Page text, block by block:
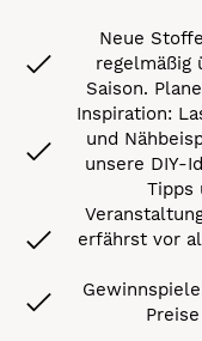
Neue
regelmäßig
Saison.
Inspiration:
und
unsere DIY-
Tipps
erfährst vor